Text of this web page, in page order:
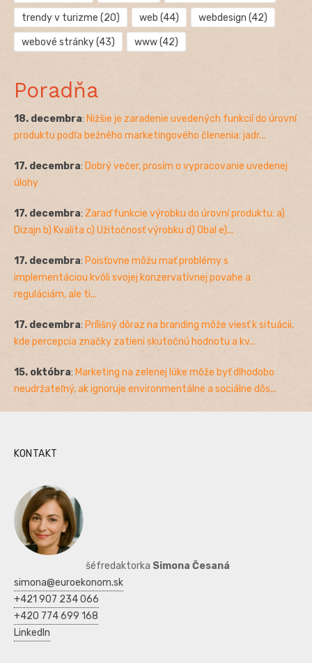
trendy v turizme (20) web (44) webdesign (42)
webové stránky(43) www(42)
Poradňa
18. decembra: Nižšie je zaradenie uvedených funkcií do úrovní
produktu podľa bežného marketingového členenia: jadr...
17. decembra: Dobrý večer, prosím o vypracovanie uvedenej
úlohy
17. decembra: Zaraď funkcie výrobku do úrovní produktu: a)
Dizajn b) Kvalita c) Užitočnosť výrobku d) Obal e)...
17. decembra: Poisťovne môžu mať problémy s
implementáciou kvôli svojej konzervatívnej povahe a
reguláciám, ale ti...
17. decembra: Prílišný dôraz na branding môže viesť k situácii,
kde percepcia značky zatieni skutočnú hodnotu a kv...
15. októbra: Marketing na zelenej lúke môže byť dlhodobo
neudržateľný, ak ignoruje environmentálne a sociálne dôs...
KONTAKT
šéfredaktorka Simona Česaná
simona@euroekonom.sk
+421 907 234 066
+420 774 699 168
LinkedIn